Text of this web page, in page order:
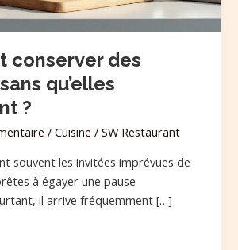
conserver des
qu’elles
?
/Cuisine /SW Restaurant
souvent les invitées imprévues de
à égayer une pause
il arrive fréquemment […]